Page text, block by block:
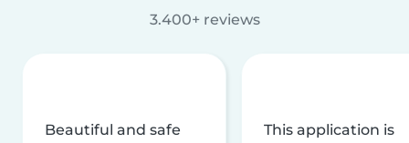
3.400+ reviews
Beautiful and safe
This application is